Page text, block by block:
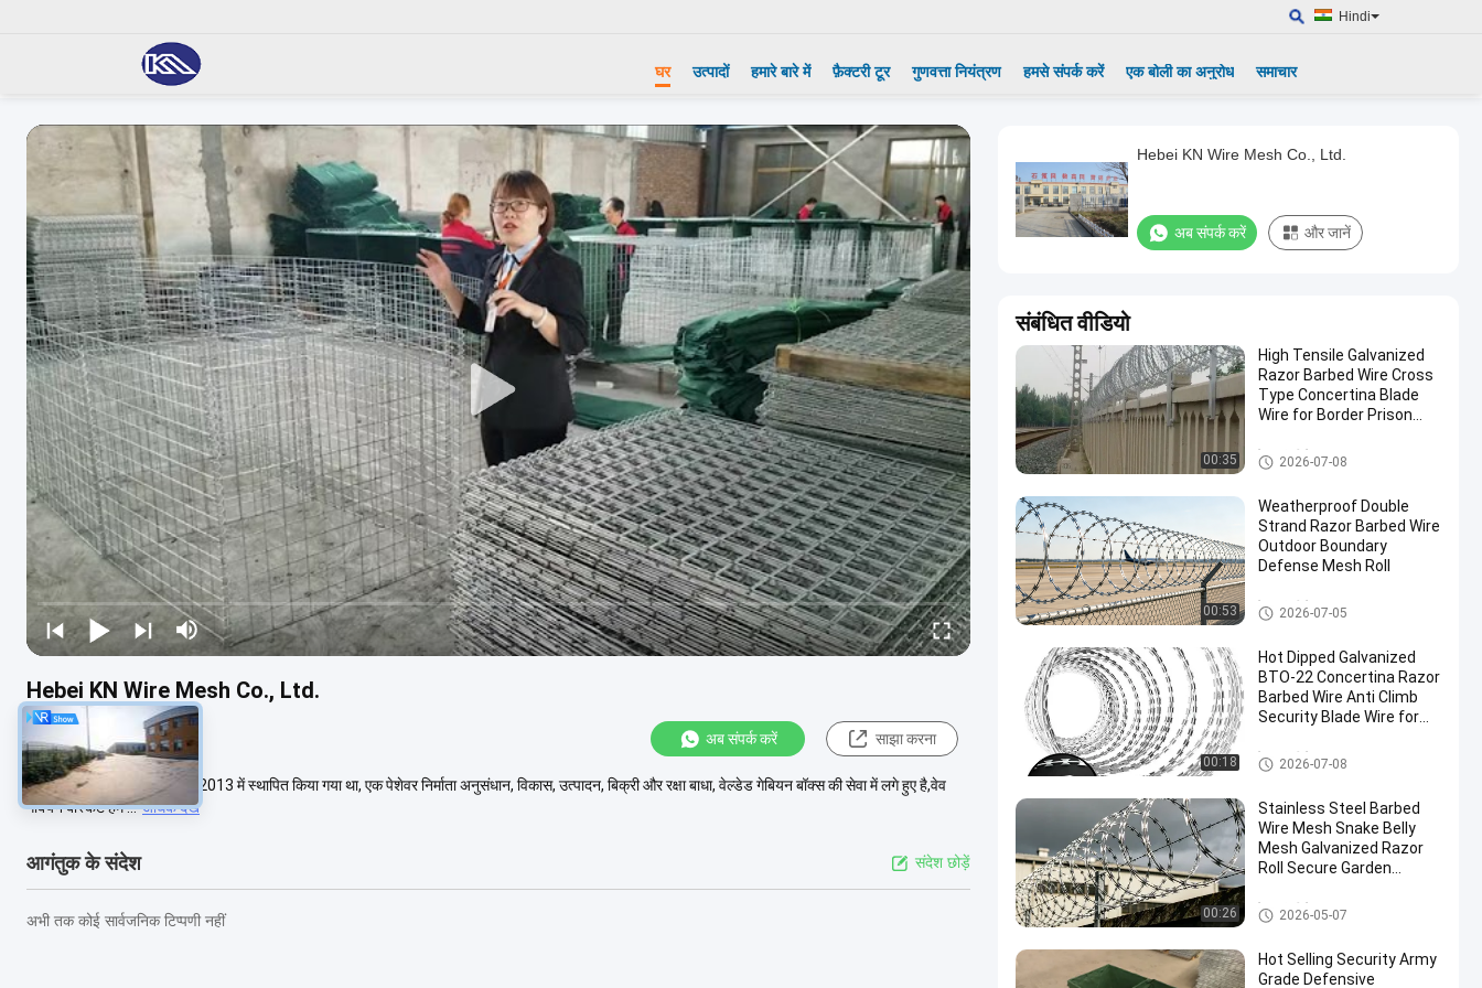
Hindi
घर उत्पादों हमारे बारे में फ़ैक्टरी टूर गुणवत्ता नियंत्रण हमसे संपर्क करें एक बोली का अनुरोध समाचार
Hebei KN Wire Mesh Co., Ltd.
2749 विचार अब संपर्क करें साझा करना
हेबेई केएन वायर मेष कं, लिमिटेड, 2013 में स्थापित किया गया था, एक पेशेवर निर्माता अनुसंधान, विकास, उत्पादन, बिक्री और रक्षा बाधा, वेल्डेड गेबियन बॉक्स की सेवा में लगे हुए है,वेव
गेबियन बास्केट हम ... अधिक देखें
आगंतुक के संदेश संदेश छोड़ें
अभी तक कोई सार्वजनिक टिप्पणी नहीं
Hebei KN Wire Mesh Co., Ltd.
अब संपर्क करें और जानें
संबंधित वीडियो
00:35
High Tensile Galvanized
Razor Barbed Wire Cross
Type Concertina Blade
Wire for Border Prison
रेज़र कंटीले तार
2026-07-08
00:53
Weatherproof Double
Strand Razor Barbed Wire
Outdoor Boundary
Defense Mesh Roll
रेज़र कंटीले तार
2026-07-05
00:18
Hot Dipped Galvanized
BTO-22 Concertina Razor
Barbed Wire Anti Climb
Security Blade Wire for
Market
रेज़र कंटीले तार
2026-07-08
00:26
Stainless Steel Barbed
Wire Mesh Snake Belly
Mesh Galvanized Razor
Roll Secure Garden
रेज़र कंटीले तार
2026-05-07
Hot Selling Security Army
Grade Defensive